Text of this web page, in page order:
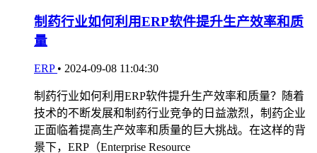
制药行业如何利用ERP软件提升生产效率和质
量
ERP • 2024-09-08 11:04:30
制药行业如何利用ERP软件提升生产效率和质量？随着
技术的不断发展和制药行业竞争的日益激烈，制药企业
正面临着提高生产效率和质量的巨大挑战。在这样的背
景下，ERP（Enterprise Resource